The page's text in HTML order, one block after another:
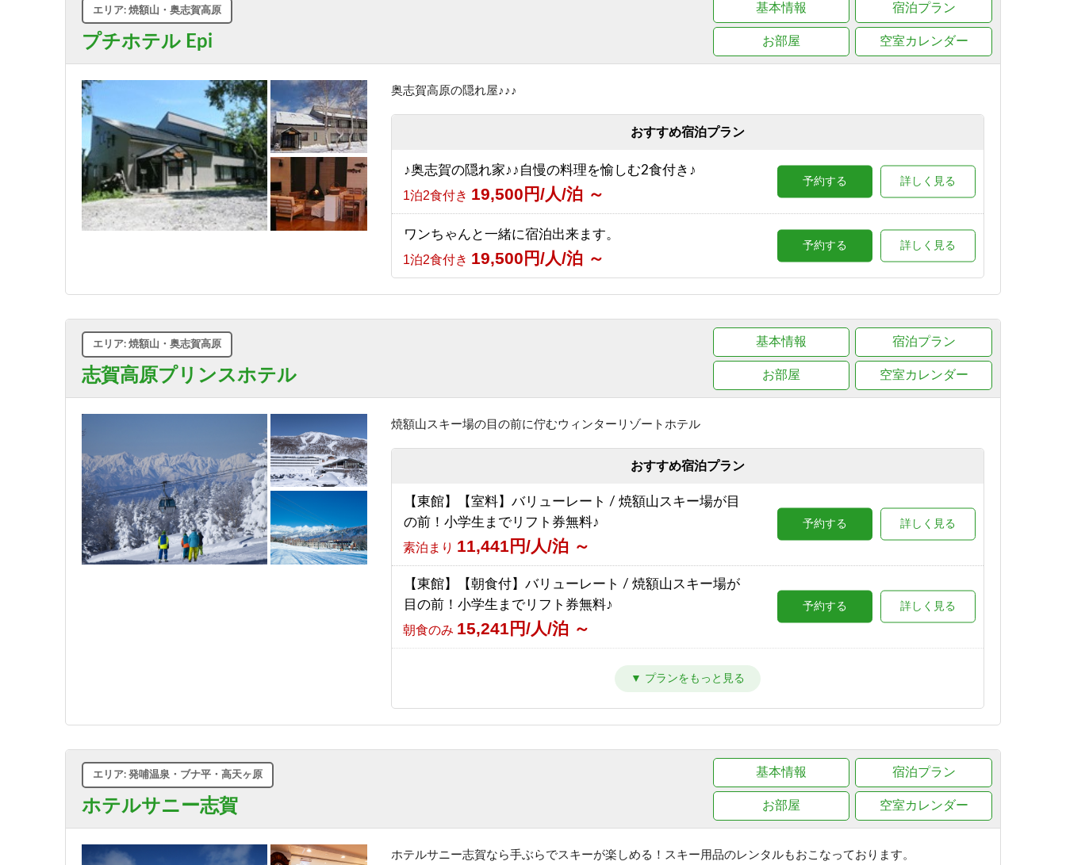
詳しく見る
【1泊2食付き】大自然の中のサウナを満喫♪幸の湯のテ
ントサウナ90分＆オロポ1杯サービス！
詳しく見る
予約する
【グリーンシーズン限定】3泊以上のお得な連泊プラン
（1泊2食付き）
詳しく見る
予約する
【グリーンシーズン限定】3泊以上のお得な連泊プラン
（食事なし）
詳しく見る
予約する
詳しく見る
予約する
プチホテル Epi
エリア: 焼額山・奥志賀高原
奥志賀高原の隠れ屋♪♪♪
基本情報 宿泊プラン
お部屋 空室カレンダー
おすすめ宿泊プラン
♪奥志賀の隠れ家♪♪自慢の料理を愉しむ2食付き♪
詳しく見る
予約する
1泊2食付き 19,500円/人/泊 ～
ワンちゃんと一緒に宿泊出来ます。
詳しく見る
予約する
1泊2食付き 19,500円/人/泊 ～
志賀高原プリンスホテル
エリア: 焼額山・奥志賀高原
焼額山スキー場の目の前に佇むウィンターリゾートホテル
基本情報 宿泊プラン
お部屋 空室カレンダー
おすすめ宿泊プラン
【東館】【室料】バリューレート / 焼額山スキー場が目
の前！小学生までリフト券無料♪
詳しく見る
予約する
素泊まり 11,441円/人/泊 ～
【東館】【朝食付】バリューレート / 焼額山スキー場が
目の前！小学生までリフト券無料♪
詳しく見る
予約する
朝食のみ 15,241円/人/泊 ～
1泊2食付き24,941円/人/泊 ～
【東館】【室料】連泊プラン / 焼額山スキー場が目の
詳しく見る
予約する
【東館】【朝食付】連泊プラン / 焼額山スキー場が目の
前！小学生までリフト券無料♪
詳しく見る
予約する
ホテルサニー志賀
エリア: 発哺温泉・ブナ平・高天ヶ原
ホテルサニー志賀なら手ぶらでスキーが楽しめる！スキー用品のレンタルもおこなっております。
基本情報 宿泊プラン
お部屋 空室カレンダー